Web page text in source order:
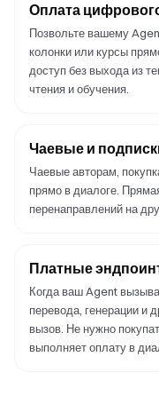
Оплата
Позвольте вашему
колонки или курсы
доступ без выхода из
чтения и обучения.
Чаевые и
Чаевые авторам,
прямо в диалоге.
перенаправлений на
Платные
Когда ваш Agent
перевода, генерации и
вызов. Не нужно
выполняет оплату в